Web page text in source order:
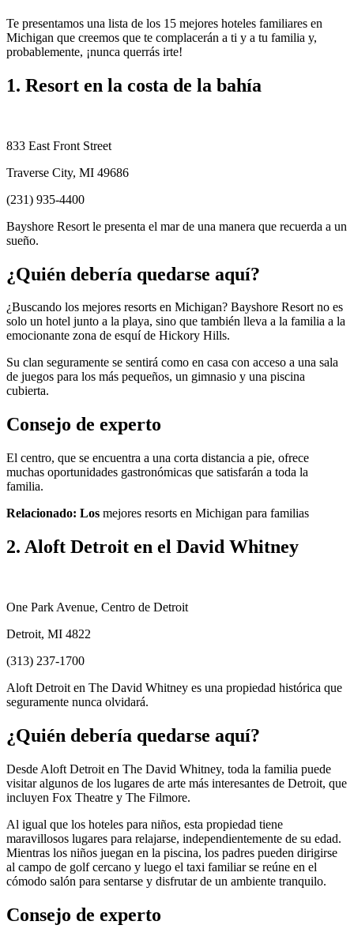
Te presentamos una lista de los 15 mejores hoteles familiares en
Michigan que creemos que te complacerán a ti y a tu familia y,
probablemente, ¡nunca querrás irte!
1. Resort en la costa de la bahía
833 East Front Street
Traverse City, MI 49686
(231) 935-4400
Bayshore Resort le presenta el mar de una manera que recuerda a un
sueño.
¿Quién debería quedarse aquí?
¿Buscando los mejores resorts en Michigan? Bayshore Resort no es
solo un hotel junto a la playa, sino que también lleva a la familia a la
emocionante zona de esquí de Hickory Hills.
Su clan seguramente se sentirá como en casa con acceso a una sala
de juegos para los más pequeños, un gimnasio y una piscina
cubierta.
Consejo de experto
El centro, que se encuentra a una corta distancia a pie, ofrece
muchas oportunidades gastronómicas que satisfarán a toda la
familia.
Relacionado: Los mejores resorts en Michigan para familias
2. Aloft Detroit en el David Whitney
One Park Avenue, Centro de Detroit
Detroit, MI 4822
(313) 237-1700
Aloft Detroit en The David Whitney es una propiedad histórica que
seguramente nunca olvidará.
¿Quién debería quedarse aquí?
Desde Aloft Detroit en The David Whitney, toda la familia puede
visitar algunos de los lugares de arte más interesantes de Detroit, que
incluyen Fox Theatre y The Filmore.
Al igual que los hoteles para niños, esta propiedad tiene
maravillosos lugares para relajarse, independientemente de su edad.
Mientras los niños juegan en la piscina, los padres pueden dirigirse
al campo de golf cercano y luego el taxi familiar se reúne en el
cómodo salón para sentarse y disfrutar de un ambiente tranquilo.
Consejo de experto